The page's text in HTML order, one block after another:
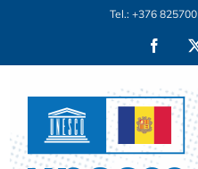
content
Tel.: +376 825700